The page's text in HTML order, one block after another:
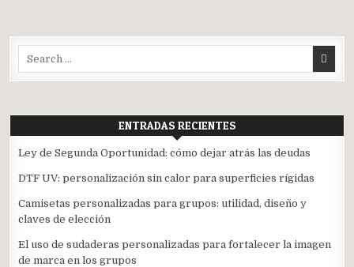
ENTRADAS RECIENTES
Ley de Segunda Oportunidad: cómo dejar atrás las deudas
DTF UV: personalización sin calor para superficies rígidas
Camisetas personalizadas para grupos: utilidad, diseño y
claves de elección
El uso de sudaderas personalizadas para fortalecer la imagen
de marca en los grupos